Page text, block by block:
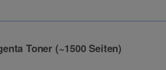
Toner (~1500 Seiten)